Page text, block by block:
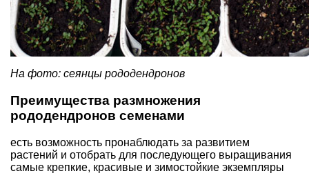
На фото: сеянцы рододендронов
Преимущества размножения
рододендронов семенами
есть возможность пронаблюдать за развитием
растений и отобрать для последующего выращивания
самые крепкие, красивые и зимостойкие экземпляры